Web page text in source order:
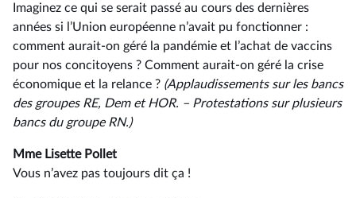
Imaginez ce qui se serait passé au cours des dernières
années si l’Union européenne n’avait pu fonctionner :
comment aurait-on géré la pandémie et l’achat de vaccins
pour nos concitoyens ? Comment aurait-on géré la crise
économique et la relance ? (Applaudissements sur les bancs
des groupes RE, Dem et HOR. –⁠ Protestations sur plusieurs
bancs du groupe RN.)
Mme Lisette Pollet
Vous n’avez pas toujours dit ça !